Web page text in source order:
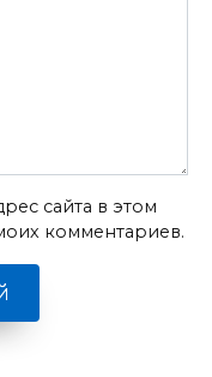
сайта в этом
комментариев.